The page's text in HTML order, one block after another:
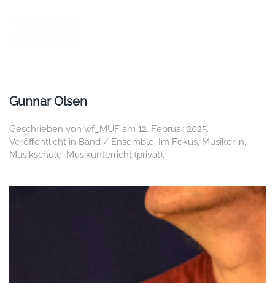
Gunnar Olsen
Geschrieben von wf_MUF am 12. Februar 2025.
Veröffentlicht in Band / Ensemble, Im Fokus, Musiker:in,
Musikschule, Musikunterricht (privat).